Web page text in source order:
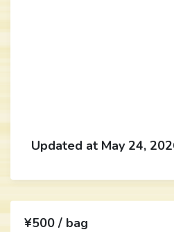
Updated at May 24,
¥500 / bag